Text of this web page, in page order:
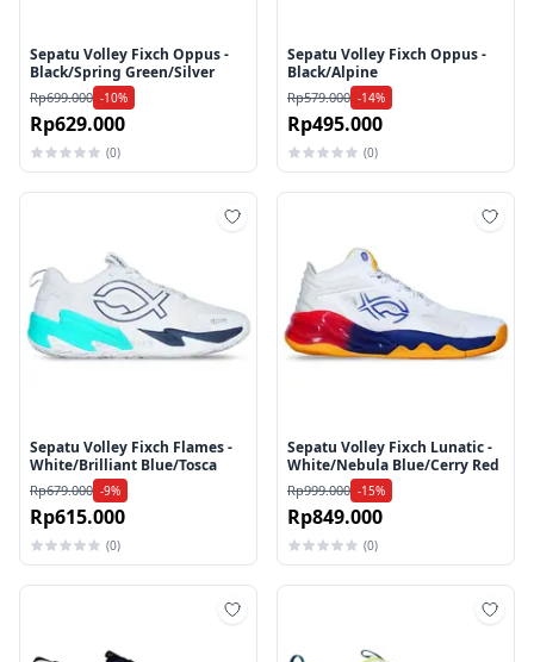
Sepatu Volley Fixch Oppus -
Black/Spring Green/Silver
Rp699.000 -10%
Rp629.000
(0)
Sepatu Volley Fixch Oppus -
Black/Alpine
Rp579.000 -14%
Rp495.000
(0)
Sepatu Volley Fixch Flames -
White/Brilliant Blue/Tosca
Rp679.000 -9%
Rp615.000
(0)
Sepatu Volley Fixch Lunatic -
White/Nebula Blue/Cerry Red
Rp999.000 -15%
Rp849.000
(0)